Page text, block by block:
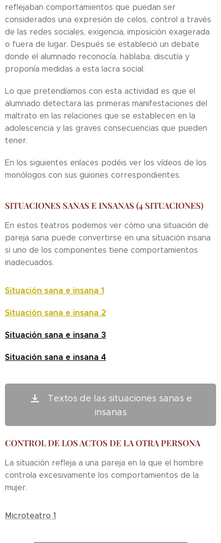
reflejaban comportamientos que puedan ser
considerados una expresión de celos, control a través
de las redes sociales, exigencia, imposición exagerada
o fuera de lugar. Después se estableció un debate
donde el alumnado reconocía, hablaba, discutía y
proponía medidas a esta lacra social.
Lo que pretendíamos con esta actividad es que el
alumnado detectara las primeras manifestaciones del
maltrato en las relaciones que se establecen en la
adolescencia y las graves consecuencias que pueden
tener.
En los siguientes enlaces podéis ver los vídeos de los
monólogos con sus guiones correspondientes.
SITUACIONES SANAS E INSANAS (4 SITUACIONES)
En estos teatros podemos ver cómo una situación de
pareja sana puede convertirse en una situación insana
si uno de los componentes tiene comportamientos
inadecuados.
Situación sana e insana 1
Situación sana e insana 2
Situación sana e insana 3
Situación sana e insana 4
Textos de las situaciones sanas e
insanas
CONTROL DE LOS ACTOS DE LA OTRA PERSONA
La situación refleja a una pareja en la que el hombre
controla excesivamente los comportamientos de la
mujer.
Microteatro 1